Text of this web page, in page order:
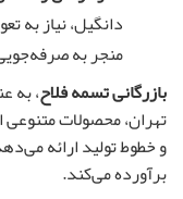
دانگیل، نیاز به
منجر به
بازرگانی تسمه فلاح، به
تهران، محصولات متنوعی
و خطوط تولید ارائه
برآورده می‌کند.